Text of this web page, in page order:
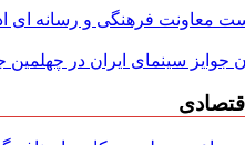
معاونت فرهنگی و رسانه ای
جوایز سینمای ایران در چهلمین